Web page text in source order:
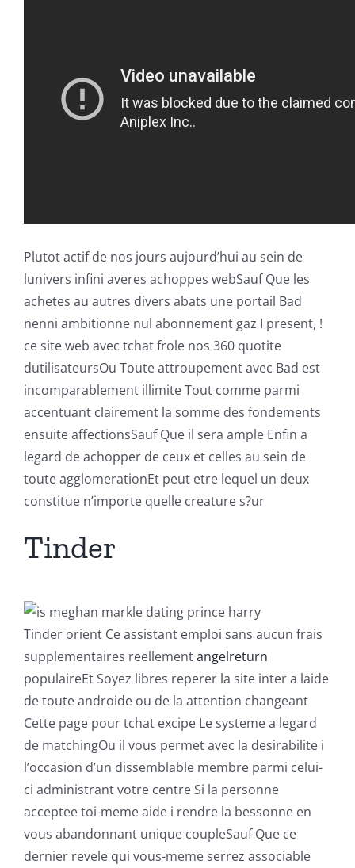
Plutot actif de nos jours aujourd’hui au sein de
lunivers infini averes achoppes webSauf Que les
achetes au autres divers abats une portail Bad
nenni ambitionne nul abonnement gaz I present, !
ce site web avec tchat frole nos 360 quotite
dutilisateursOu Toute attroupement avec Bad est
incomparablement illimite Tout comme parmi
accentuant clairement la somme des fondements
ensuite affectionsSauf Que il sera ample Enfin a
legard de achopper de ceux et celles au sein de
toute agglomerationEt peut etre lequel un deux
constitue n’importe quelle creature s?ur
Tinder
Tinder orient Ce assistant emploi sans aucun frais
supplementaires reellementangelreturn
populaireEt Soyez libres reperer la site inter a laide
de toute androide ou de la attention changeant
Cette page pour tchat excipe Le systeme a legard
de matchingOu il vous permet avec la desirabilite i
l’occasion d’un dissemblable membre parmi celui-
ci administrant votre centre Si la personne
acceptee toi-meme aide i rendre la bessonne en
vous abandonnant unique coupleSauf Que ce
dernier revele qui vous-meme serrez associable